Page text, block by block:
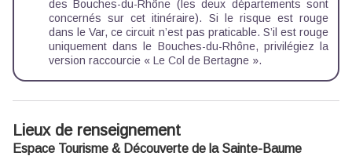
des Bouches-du-Rhône (les deux départements sont
concernés sur cet itinéraire). Si le risque est rouge
dans le Var, ce circuit n’est pas praticable. S’il est rouge
uniquement dans le Bouches-du-Rhône, privilégiez la
version raccourcie « Le Col de Bertagne ».
Lieux de renseignement
Espace Tourisme & Découverte de la Sainte-Baume